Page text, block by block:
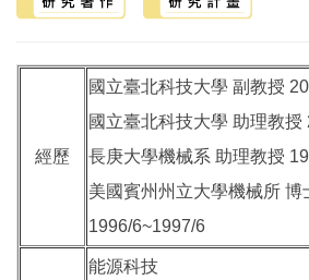
經歷
國立臺北科技大學 副教授
國立臺北科技大學 助理教授
長庚大學機械系 助理教授
美國賓州州立大學機械所 博
1996/6~1997/6
能源科技